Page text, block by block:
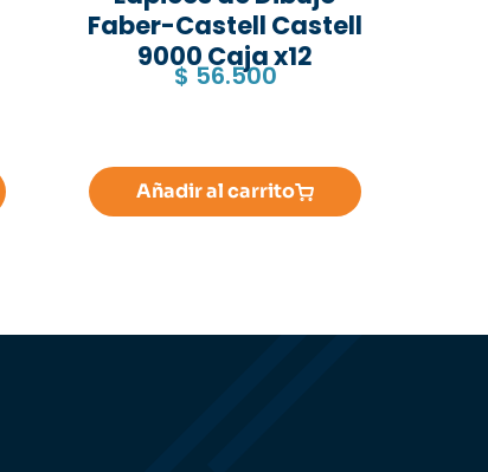
Faber-Castell Castell
9000 Caja x12
$56.500
Añadir al carrito